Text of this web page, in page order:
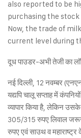
also reported to be
purchasing the
Now, the trade of
current level during
दूध पाउडर-अभी तेजी का
नई दिल्ली, 12 नवम्बर
यद्यपि चालू सप्ताह में
व्यापार किया है, लेकिन
305/315 रुपए लिवाल
रुपए एवं साउथ व